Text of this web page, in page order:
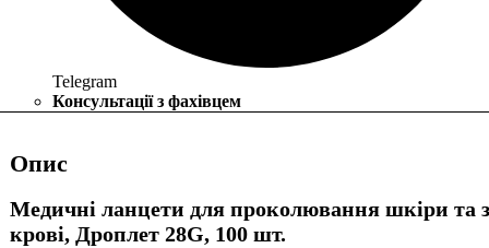
Telegram
Консультації з фахівцем
Опис
Медичні ланцети для проколювання шкіри та
крові, Дроплет 28G, 100 шт.